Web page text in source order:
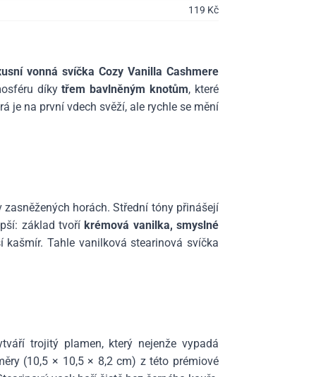
119 Kč
vonná svíčka Cozy Vanilla Cashmere
díkytřem bavlněným knotům, které
je na první vdech svěží, ale rychle se mění
horách. Střední tóny přinášejí
základ tvoří krémová vanilka, smyslné
Tahle vanilková stearinová svíčka
trojitý plamen, který nejenže vypadá
(10,5 × 10,5 × 8,2 cm) z této prémiové